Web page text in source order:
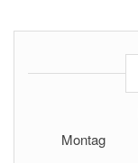
Montag